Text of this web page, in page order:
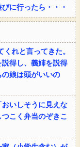
に行ったら・・・
れと言ってきた。
得し、義姉を説得
娘は頭がいいの
いしそうに見えな
こく弁当のぞきこ